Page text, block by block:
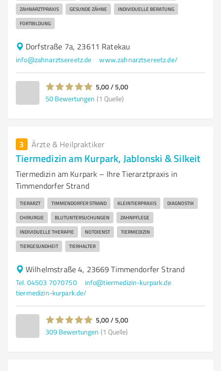
ZAHNARZTPRAXIS GESUNDE ZÄHNE INDIVIDUELLE BERATUNG
FORTBILDUNG
Dorfstraße 7a, 23611 Ratekau
info@zahnarztsereetz.de www.zahnarztsereetz.de/
5,00 / 5,00
50 Bewertungen (1 Quelle)
3 Ärzte & Heilpraktiker
Tiermedizin am Kurpark, Jablonski & Silkeit
Tiermedizin am Kurpark – Ihre Tierarztpraxis in
Timmendorfer Strand
TIERARZT TIMMENDORFER STRAND KLEINTIERPRAXIS DIAGNOSTIK
CHIRURGIE BLUTUNTERSUCHUNGEN ZAHNPFLEGE
INDIVIDUELLE THERAPIE NOTDIENST TIERMEDIZIN
TIERGESUNDHEIT TIERHALTER
Wilhelmstraße 4, 23669 Timmendorfer Strand
Tel. 04503 7070750
info@tiermedizin-kurpark.de
tiermedizin-kurpark.de/
5,00 / 5,00
309 Bewertungen (1 Quelle)